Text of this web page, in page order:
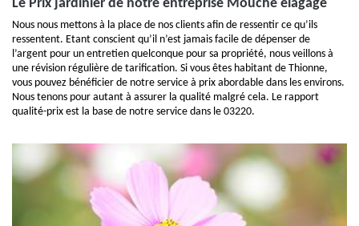
Le Prix jardinier de notre entreprise Mouche elagage
Nous nous mettons à la place de nos clients afin de ressentir ce qu’ils
ressentent. Etant conscient qu’il n’est jamais facile de dépenser de
l’argent pour un entretien quelconque pour sa propriété, nous veillons à
une révision régulière de tarification. Si vous êtes habitant de Thionne,
vous pouvez bénéficier de notre service à prix abordable dans les environs.
Nous tenons pour autant à assurer la qualité malgré cela. Le rapport
qualité-prix est la base de notre service dans le 03220.